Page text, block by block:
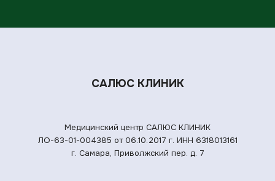
САЛЮС КЛИНИК
Медицинский центр САЛЮС КЛИНИК
ЛО-63-01-004385 от 06.10.2017 г. ИНН 6318013161
г. Самара, Приволжский пер. д. 7